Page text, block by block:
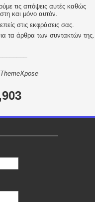
τις απόψεις αυτές καθώς
και μόνο αυτόν.
στις εκφράσεις σας.
τα άρθρα των συντακτών της.
ThemeXpose